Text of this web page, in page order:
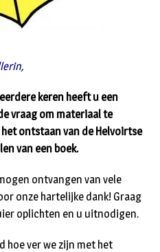
keren heeft u een
vraag om materiaal te
ontstaan van de Helvoirtse
van een boek.
ontvangen van vele
onze hartelijke dank! Graag
oplichten en u uitnodigen.
hoe ver we zijn met het